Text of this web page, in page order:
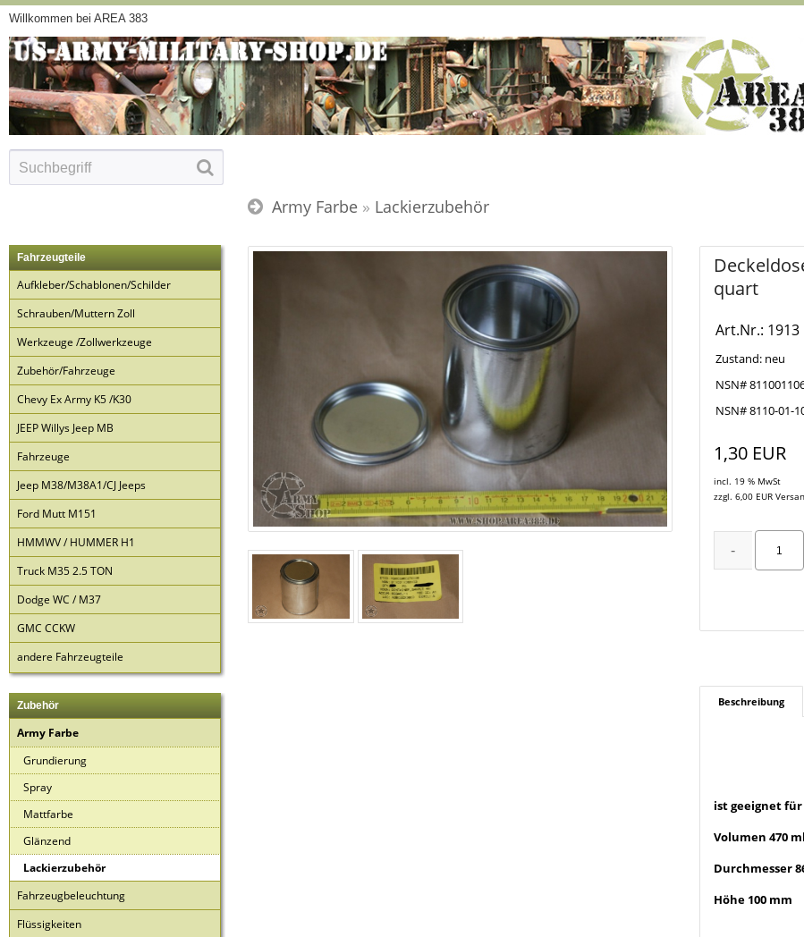
Willkommen bei AREA 383
Army Farbe » Lackierzubehör
Fahrzeugteile
Aufkleber/Schablonen/Schilder
Schrauben/Muttern Zoll
Werkzeuge /Zollwerkzeuge
Zubehör/Fahrzeuge
Chevy Ex Army K5 /K30
JEEP Willys Jeep MB
Fahrzeuge
Jeep M38/M38A1/CJ Jeeps
Ford Mutt M151
HMMWV / HUMMER H1
Truck M35 2.5 TON
Dodge WC / M37
GMC CCKW
andere Fahrzeugteile
Zubehör
Army Farbe
Grundierung
Spray
Mattfarbe
Glänzend
Lackierzubehör
Fahrzeugbeleuchtung
Flüssigkeiten
quart
Art.Nr.: 1913
Zustand: neu
NSN#
NSN# 8110-01-
1,30 EUR
incl. 19 % MwSt
zzgl. 6,00 EUR
Beschreibung
ist geeignet
Volumen 470 ml
Durchmesser
Höhe 100 mm